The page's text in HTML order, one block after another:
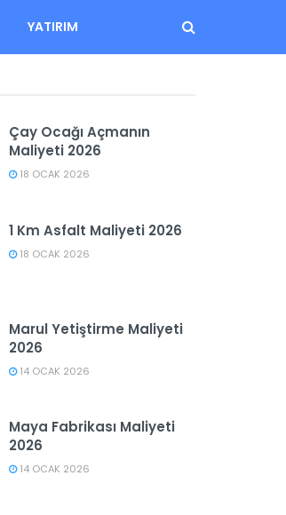
YATIRIM
Çay Ocağı Açmanın
Maliyeti 2026
18 OCAK 2026
1 Km Asfalt Maliyeti 2026
18 OCAK 2026
Marul Yetiştirme Maliyeti
2026
14 OCAK 2026
Maya Fabrikası Maliyeti
2026
14 OCAK 2026